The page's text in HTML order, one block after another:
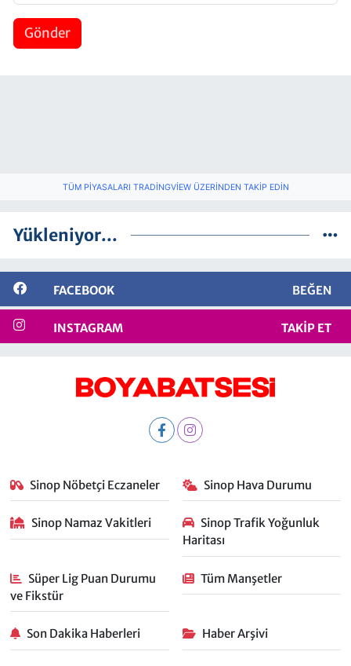
Gönder
TÜM PIYASALARI TRADINGVIEW ÜZERINDEN TAKIP EDIN
Yükleniyor...
FACEBOOK BEĞEN
INSTAGRAM TAKIP ET
Sinop Nöbetçi Eczaneler Sinop Hava Durumu
Sinop Namaz Vakitleri
Sinop Trafik Yoğunluk
Haritası
Süper Lig Puan Durumu
ve Fikstür
Tüm Manşetler
Son Dakika Haberleri Haber Arşivi